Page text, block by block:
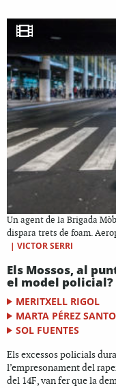
Un agent de la Brigada
dispara trets de foam.
| VICTOR SERRI
Els Mossos, al
el model policial?
MERITXELL RIGOL
MARTA PÉREZ
SOL FUENTES
Els excessos policials
l’empresonament del
del 14F, van fer que la